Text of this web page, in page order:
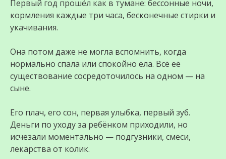
Первый год прошёл как в тумане: бессонные ночи,
кормления каждые три часа, бесконечные стирки и
укачивания.
Она потом даже не могла вспомнить, когда
нормально спала или спокойно ела. Всё её
существование сосредоточилось на одном — на
сыне.
Его плач, его сон, первая улыбка, первый зуб.
Деньги по уходу за ребёнком приходили, но
исчезали моментально — подгузники, смеси,
лекарства от колик.